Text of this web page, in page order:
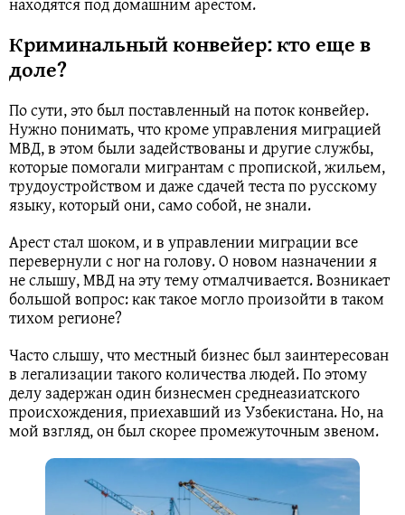
Криминальный конвейер: кто еще в
доле?
По сути, это был поставленный на поток конвейер.
Нужно понимать, что кроме управления миграцией
МВД, в этом были задействованы и другие службы,
которые помогали мигрантам с пропиской, жильем,
трудоустройством и даже сдачей теста по русскому
языку, который они, само собой, не знали.
Арест стал шоком, и в управлении миграции все
перевернули с ног на голову. О новом назначении я
не слышу, МВД на эту тему отмалчивается. Возникает
большой вопрос: как такое могло произойти в таком
тихом регионе?
Часто слышу, что местный бизнес был заинтересован
в легализации такого количества людей. По этому
делу задержан один бизнесмен среднеазиатского
происхождения, приехавший из Узбекистана. Но, на
мой взгляд, он был скорее промежуточным звеном.